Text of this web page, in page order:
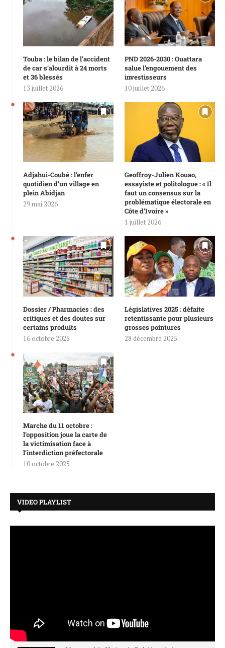
Touba : le bilan de l’accident
de car s’alourdit à 24 morts
et 36 blessés
13 juillet 2026
PND 2026-2030 : Ouattara
salue l’engouement des
investisseurs
10 juillet 2026
Adjahui-Coubé : l’enfer
quotidien d’un village en
plein Abidjan
29 mai 2026
Geoffroy-Julien Kouao,
essayiste et politologue : « Il
faut un consensus sur la
problématique électorale en
Côte d’Ivoire »
1 juillet 2026
Dossier / Pharmacies : des
critiques et des doutes sur
certains produits
16 octobre 2025
Législatives 2025 : défaite
retentissante pour plusieurs
grosses pointures
28 décembre 2025
Marche du 11 octobre :
l’opposition joue la carte de
la victimisation face à
l’interdiction préfectorale
10 octobre 2025
VIDEO PLAYLIST